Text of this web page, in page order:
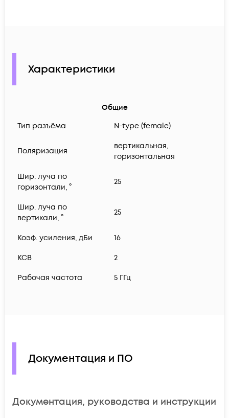
Характеристики
Общие
Тип разъёма
N-type (female)
Поляризация
вертикальная,
горизонтальная
Шир. луча по
горизонтали, °
25
Шир. луча по
вертикали, °
25
Коэф. усиления, дБи 16
КСВ 2
Рабочая частота 5 ГГц
Документация и ПО
Документация, руководства и инструкции